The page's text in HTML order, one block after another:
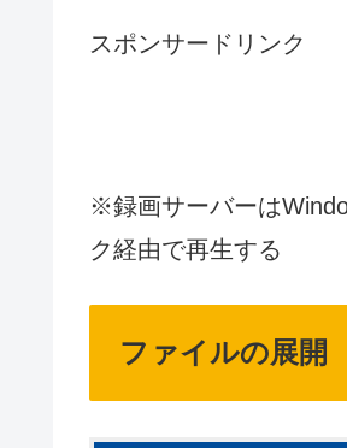
スポンサードリンク
※録画サーバーは
ク経由で再生する
ファイルの展開